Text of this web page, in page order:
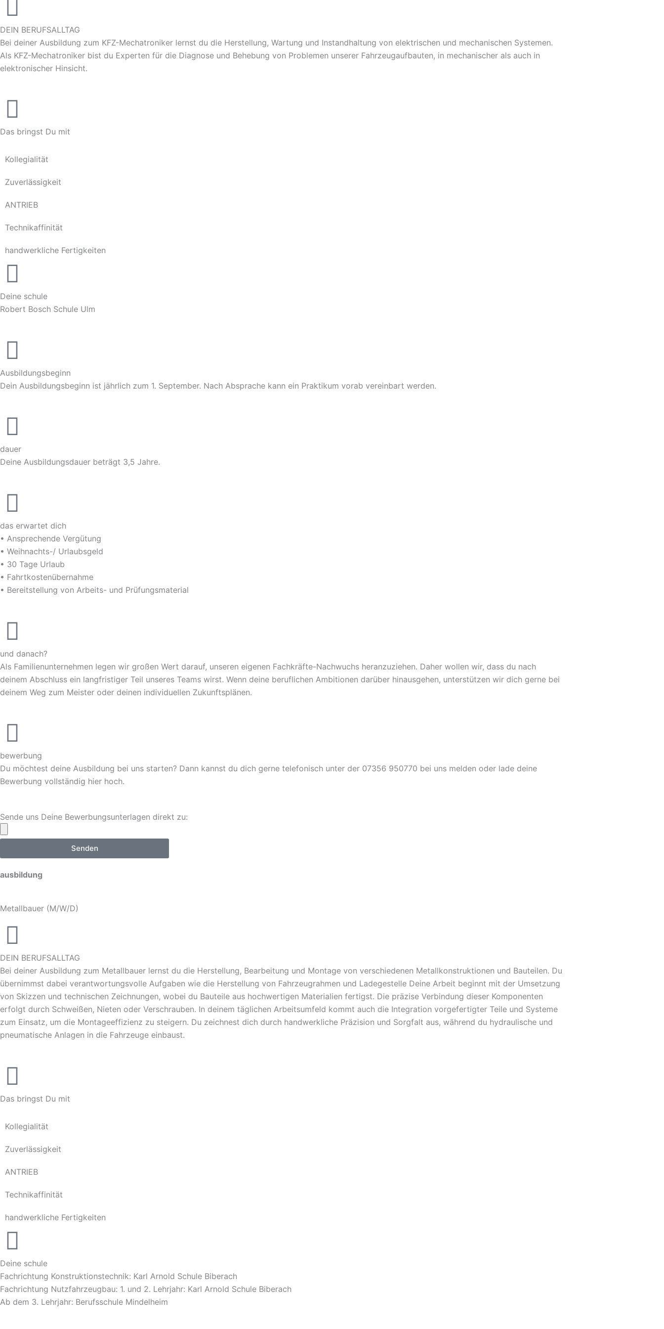
DEIN BERUFSALLTAG
Bei deiner Ausbildung zum KFZ-Mechatroniker lernst du die Herstellung, Wartung und Instandhaltung von elektrischen und mechanischen Systemen.
Als KFZ-Mechatroniker bist du Experten für die Diagnose und Behebung von Problemen unserer Fahrzeugaufbauten, in mechanischer als auch in
elektronischer Hinsicht.
Das bringst Du mit
Kollegialität
Zuverlässigkeit
ANTRIEB
Technikaffinität
handwerkliche Fertigkeiten
Deine schule
Robert Bosch Schule Ulm
Ausbildungsbeginn
Dein Ausbildungsbeginn ist jährlich zum 1. September. Nach Absprache kann ein Praktikum vorab vereinbart werden.
dauer
Deine Ausbildungsdauer beträgt 3,5 Jahre.
das erwartet dich
• Ansprechende Vergütung
• Weihnachts-/ Urlaubsgeld
• 30 Tage Urlaub
• Fahrtkostenübernahme
• Bereitstellung von Arbeits- und Prüfungsmaterial
und danach?
Als Familienunternehmen legen wir großen Wert darauf, unseren eigenen Fachkräfte-Nachwuchs heranzuziehen. Daher wollen wir, dass du nach
deinem Abschluss ein langfristiger Teil unseres Teams wirst. Wenn deine beruflichen Ambitionen darüber hinausgehen, unterstützen wir dich gerne bei
deinem Weg zum Meister oder deinen individuellen Zukunftsplänen.
bewerbung
Du möchtest deine Ausbildung bei uns starten? Dann kannst du dich gerne telefonisch unter der 07356 950770 bei uns melden oder lade deine
Bewerbung vollständig hier hoch.
Sende uns Deine Bewerbungsunterlagen direkt zu:
Senden
ausbildung
Metallbauer (M/W/D)
DEIN BERUFSALLTAG
Bei deiner Ausbildung zum Metallbauer lernst du die Herstellung, Bearbeitung und Montage von verschiedenen Metallkonstruktionen und Bauteilen. Du
übernimmst dabei verantwortungsvolle Aufgaben wie die Herstellung von Fahrzeugrahmen und Ladegestelle Deine Arbeit beginnt mit der Umsetzung
von Skizzen und technischen Zeichnungen, wobei du Bauteile aus hochwertigen Materialien fertigst. Die präzise Verbindung dieser Komponenten
erfolgt durch Schweißen, Nieten oder Verschrauben. In deinem täglichen Arbeitsumfeld kommt auch die Integration vorgefertigter Teile und Systeme
zum Einsatz, um die Montageeffizienz zu steigern. Du zeichnest dich durch handwerkliche Präzision und Sorgfalt aus, während du hydraulische und
pneumatische Anlagen in die Fahrzeuge einbaust.
Das bringst Du mit
Kollegialität
Zuverlässigkeit
ANTRIEB
Technikaffinität
handwerkliche Fertigkeiten
Deine schule
Fachrichtung Konstruktionstechnik: Karl Arnold Schule Biberach
Fachrichtung Nutzfahrzeugbau: 1. und 2. Lehrjahr: Karl Arnold Schule Biberach
Ab dem 3. Lehrjahr: Berufsschule Mindelheim